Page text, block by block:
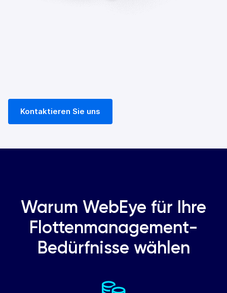
Kontaktieren Sie uns
Warum WebEye für Ihre
Flottenmanagement-
Bedürfnisse wählen